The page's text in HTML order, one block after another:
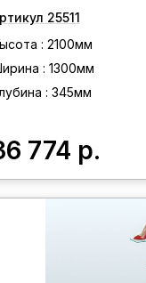
25511
: 2100мм
: 1300мм
: 345мм
774 р.